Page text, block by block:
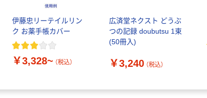
伊藤忠リーテイルリン
ク お薬手帳カバー
￥3,328~ （税込）
広済堂ネクスト どうぶ
つの記録 doubutsu 1束
(50冊入)
￥3,240 （税込）